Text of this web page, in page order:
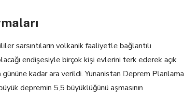
sarsıntıların volkanik faaliyetle bağlantılı
endişesiyle birçok kişi evlerini terk ederek açık
kadar ara verildi. Yunanistan Deprem Planlama
depremin 5,5 büyüklüğünü aşmasının